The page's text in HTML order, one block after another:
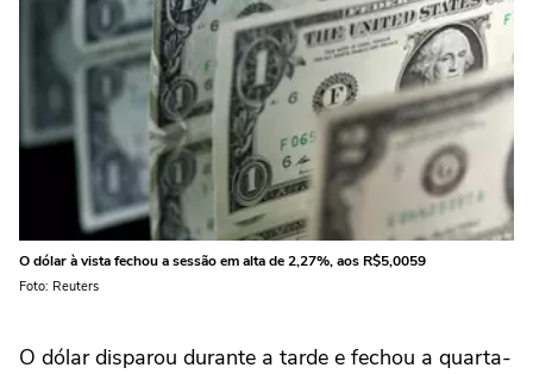
O dólar à vista fechou a sessão ‌em alta de 2,27%, aos R$5,0059
Foto: Reuters
O dólar disparou durante ‌a tarde e fechou a quarta-